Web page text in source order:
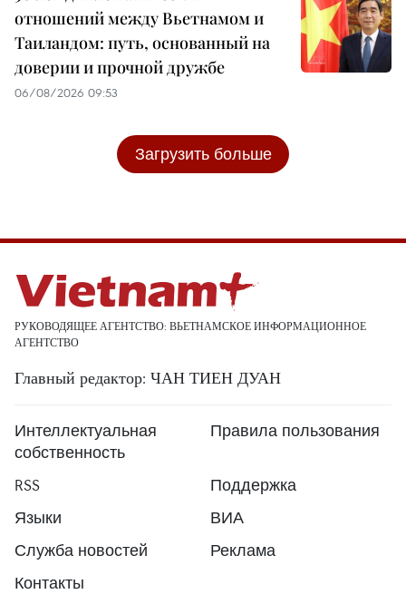
отношений между Вьетнамом и
Таиландом: путь, основанный на
доверии и прочной дружбе
06/08/2026 09:53
Загрузить больше
РУКОВОДЯЩЕЕ АГЕНТСТВО: ВЬЕТНАМСКОЕ ИНФОРМАЦИОННОЕ
АГЕНТСТВО
Главный редактор: ЧАН ТИЕН ДУАН
Интеллектуальная
собственность
Правила пользования
RSS
Поддержка
Языки
ВИА
Служба новостей
Реклама
Контакты